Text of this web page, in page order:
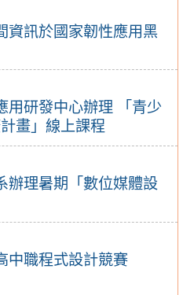
資訊於國家韌性應用黑
用研發中心辦理 「青少
畫」線上課程
辦理暑期「數位媒體設
中職程式設計競賽